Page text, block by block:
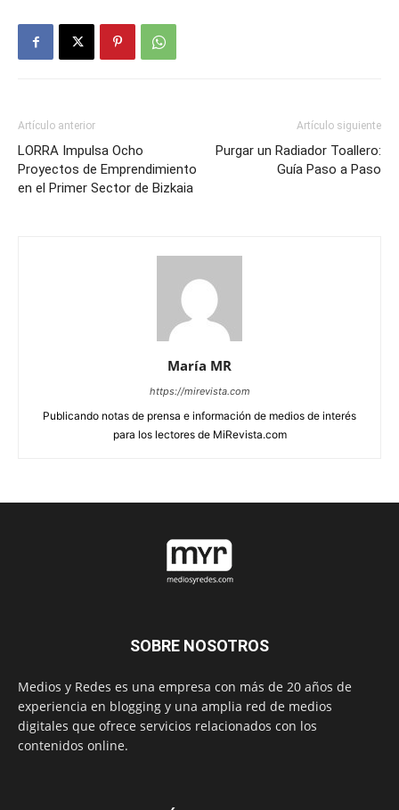
Artículo anterior
LORRA Impulsa Ocho
Proyectos de Emprendimiento
en el Primer Sector de Bizkaia
Artículo siguiente
Purgar un Radiador Toallero:
Guía Paso a Paso
María MR
https://mirevista.com
Publicando notas de prensa e información de medios de interés
para los lectores de MiRevista.com
SOBRE NOSOTROS
Medios y Redes es una empresa con más de 20 años de
experiencia en blogging y una amplia red de medios
digitales que ofrece servicios relacionados con los
contenidos online.